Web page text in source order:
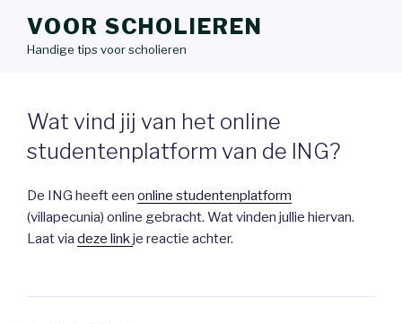
VOOR SCHOLIEREN
Handige tips voor scholieren
Wat vind jij van het online
studentenplatform van de ING?
De ING heeft een online studentenplatform
(villapecunia) online gebracht. Wat vinden jullie hiervan.
Laat via deze link je reactie achter.